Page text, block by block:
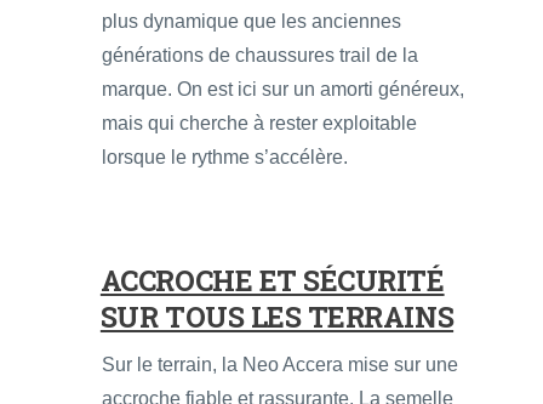
plus dynamique que les anciennes
générations de chaussures trail de la
marque. On est ici sur un amorti généreux,
mais qui cherche à rester exploitable
lorsque le rythme s’accélère.
ACCROCHE ET SÉCURITÉ
SUR TOUS LES TERRAINS
Sur le terrain, la Neo Accera mise sur une
accroche fiable et rassurante. La semelle